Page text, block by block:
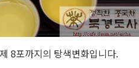
8포까지의 탕색변화입니다.